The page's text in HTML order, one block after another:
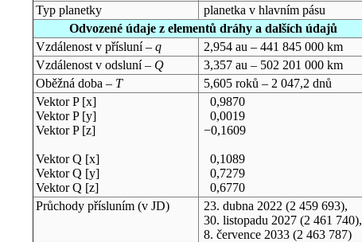
Typ planetky
planetka v hlavním pásu
Odvozené údaje z elementů dráhy a dalších údajů
Vzdálenost v přísluní – q
2,954 au – 441 845 000 km
Vzdálenost v odsluní – Q
3,357 au – 502 201 000 km
Oběžná doba – T
5,605 roků – 2 047,2 dnů
Vektor P [x]
Vektor P [y]
Vektor P [z]
Vektor Q [x]
Vektor Q [y]
Vektor Q [z]
0,9870
0,0019
−0,1609
0,1089
0,7279
0,6770
Průchody přísluním (v JD) 23. dubna 2022 (2 459 693),
30. listopadu 2027(2 461 740),
8. července 2033(2 463 787)